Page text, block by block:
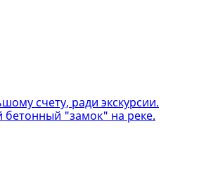
счету, ради экскурсии.
бетонный "замок" на реке.